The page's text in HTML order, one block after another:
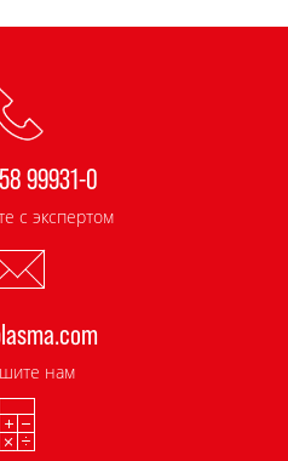
99931-0
с экспертом
нам